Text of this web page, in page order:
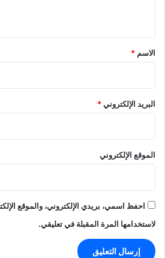
*
الاسم *
البريد الإلكتروني*
الموقع الإلكتروني
احفظ اسمي، بريدي الإلكتروني، والموقع
لاستخدامها المرة المقبلة في تعليقي.